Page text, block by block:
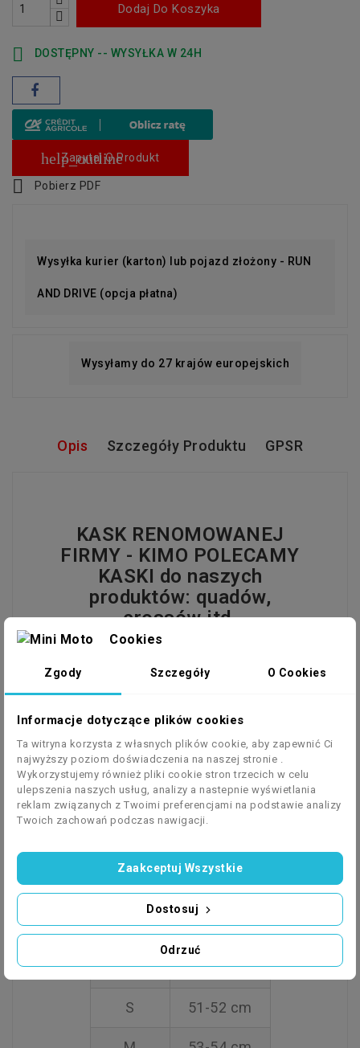
Dodaj Do Koszyka
 DOSTĘPNY -- WYSYŁKA W 24H
help_outline
Zapytaj O Produkt
 Pobierz PDF
Wysyłka kurier (karton) lub pojazd złożony - RUN
AND DRIVE (opcja płatna)
Wysyłamy do 27 krajów europejskich
Opis Szczegóły Produktu GPSR
KASK RENOMOWANEJ
FIRMY - KIMO POLECAMY
KASKI do naszych
produktów: quadów,
crossów itd.
Wybierz kolor a następnie
Obwód głowy mierzymy nad uszami.
Opakowanie kartonowe oryginalne +
worek na kask GRATIS waga 1350 +-50g.
Obwód
(cm)
XS 49-50 cm
S 51-52 cm
Cookies
Zgody Szczegóły O Cookies
Informacje dotyczące plików cookies
Ta witryna korzysta z własnych plików cookie, aby zapewnić Ci
najwyższy poziom doświadczenia na naszej stronie .
Wykorzystujemy również pliki cookie stron trzecich w celu
ulepszenia naszych usług, analizy a nastepnie wyświetlania
reklam związanych z Twoimi preferencjami na podstawie analizy
Twoich zachowań podczas nawigacji.
Odrzuć
Dostosuj
Zaakceptuj Wszystkie